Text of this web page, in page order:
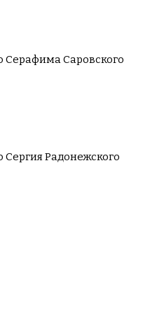
Серафима Саровского
Сергия Радонежского